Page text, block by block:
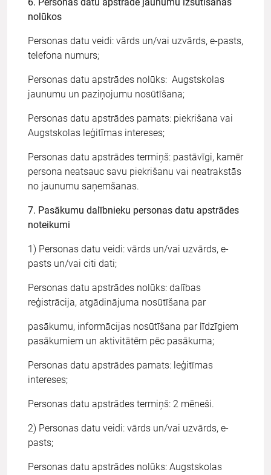
nolūkos
Personas datu veidi: vārds un/vai uzvārds, e-pasts,
telefona numurs;
Personas datu apstrādes nolūks: Augstskolas
jaunumu un paziņojumu nosūtīšana;
Personas datu apstrādes pamats: piekrišana vai
Augstskolas leģitīmas intereses;
Personas datu apstrādes termiņš: pastāvīgi, kamēr
persona neatsauc savu piekrišanu vai neatrakstās
no jaunumu saņemšanas.
7. Pasākumu dalībnieku personas datu apstrādes
noteikumi
1) Personas datu veidi: vārds un/vai uzvārds, e-
pasts un/vai citi dati;
Personas datu apstrādes nolūks: dalības
reģistrācija, atgādinājuma nosūtīšana par
pasākumu, informācijas nosūtīšana par līdzīgiem
pasākumiem un aktivitātēm pēc pasākuma;
Personas datu apstrādes pamats: leģitīmas
intereses;
Personas datu apstrādes termiņš: 2 mēneši.
2) Personas datu veidi: vārds un/vai uzvārds, e-
pasts;
Personas datu apstrādes nolūks: Augstskolas